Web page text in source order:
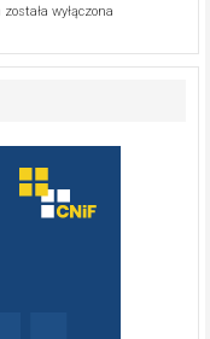
Ekologiczne
–
warto
poznać
[fotorelacja]
została wyłączona